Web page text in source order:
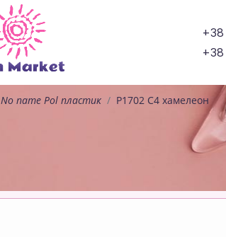
No name Pol пластик P1702 C4 хамелеон